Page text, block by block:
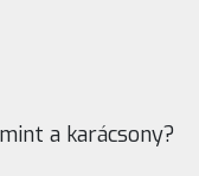
a karácsony?